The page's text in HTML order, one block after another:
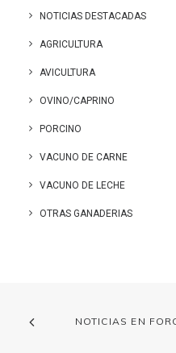
NOTICIAS DESTACADAS
AGRICULTURA
AVICULTURA
OVINO/CAPRINO
PORCINO
VACUNO DE CARNE
VACUNO DE LECHE
OTRAS GANADERIAS
NOTICIAS EN